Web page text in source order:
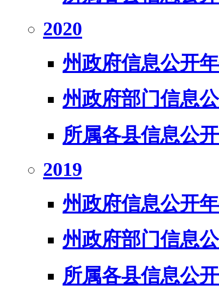
2020
州政府信息公开
州政府部门信息
所属各县信息公
2019
州政府信息公开
州政府部门信息
所属各县信息公